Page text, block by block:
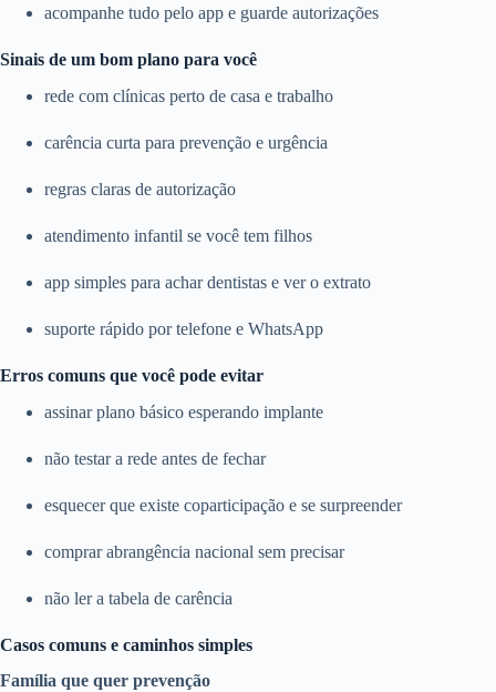
acompanhe tudo pelo app e guarde autorizações
Sinais de um bom plano para você
rede com clínicas perto de casa e trabalho
carência curta para prevenção e urgência
regras claras de autorização
atendimento infantil se você tem filhos
app simples para achar dentistas e ver o extrato
suporte rápido por telefone e WhatsApp
Erros comuns que você pode evitar
assinar plano básico esperando implante
não testar a rede antes de fechar
esquecer que existe coparticipação e se surpreender
comprar abrangência nacional sem precisar
não ler a tabela de carência
Casos comuns e caminhos simples
Família que quer prevenção